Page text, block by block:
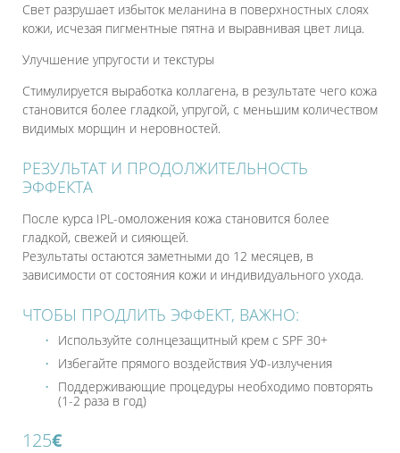
Свет разрушает избыток меланина в поверхностных слоях
кожи, исчезая пигментные пятна и выравнивая цвет лица.
Улучшение упругости и текстуры
Стимулируется выработка коллагена, в результате чего кожа
становится более гладкой, упругой, с меньшим количеством
видимых морщин и неровностей.
РЕЗУЛЬТАТ И ПРОДОЛЖИТЕЛЬНОСТЬ
ЭФФЕКТА
После курса IPL-омоложения кожа становится более
гладкой, свежей и сияющей.
Результаты остаются заметными до 12 месяцев, в
зависимости от состояния кожи и индивидуального ухода.
ЧТОБЫ ПРОДЛИТЬ ЭФФЕКТ, ВАЖНО:
Используйте солнцезащитный крем с SPF 30+
Избегайте прямого воздействия УФ-излучения
Поддерживающие процедуры необходимо повторять
(1-2 раза в год)
125€